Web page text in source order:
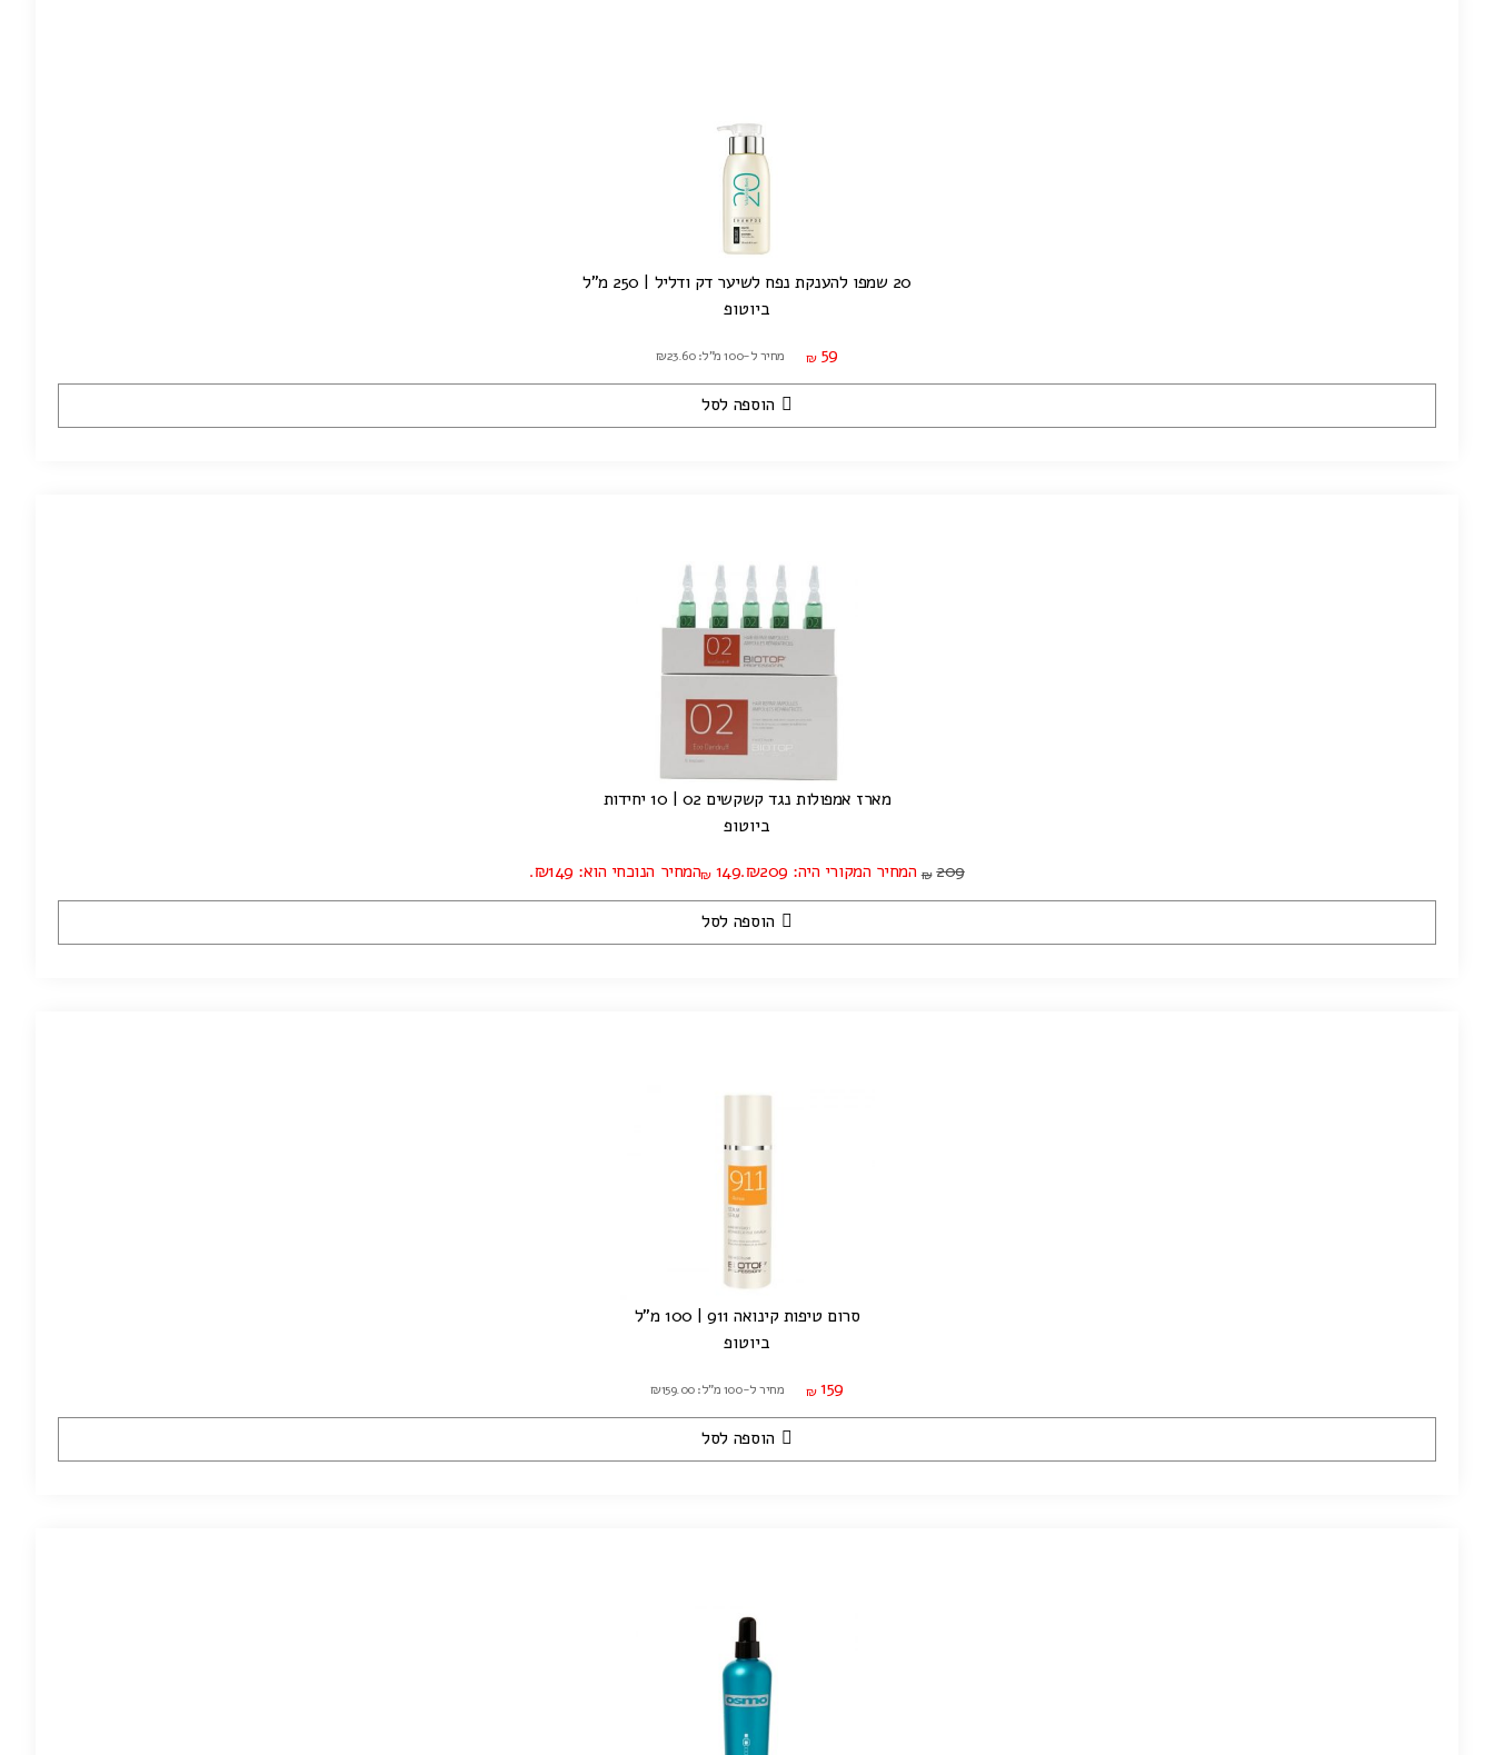
20 שמפו להענקת נפח לשיער דק ודליל | 250 מ"ל
ביוטופ
₪ 59 מחיר ל-100 מ"ל: ₪23.60
הוספה לסל
מארז אמפולות נגד קשקשים 02 | 10 יחידות
ביוטופ
₪ 209 המחיר המקורי היה: ₪209. ₪ 149 המחיר הנוכחי הוא: ₪149.
הוספה לסל
סרום טיפות קינואה 911 | 100 מ"ל
ביוטופ
₪ 159 מחיר ל-100 מ"ל: ₪159.00
הוספה לסל